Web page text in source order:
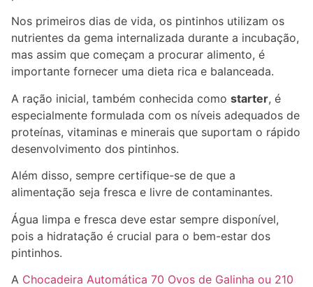
Nos primeiros dias de vida, os pintinhos utilizam os
nutrientes da gema internalizada durante a incubação,
mas assim que começam a procurar alimento, é
importante fornecer uma dieta rica e balanceada.
A ração inicial, também conhecida como starter, é
especialmente formulada com os níveis adequados de
proteínas, vitaminas e minerais que suportam o rápido
desenvolvimento dos pintinhos.
Além disso, sempre certifique-se de que a
alimentação seja fresca e livre de contaminantes.
Água limpa e fresca deve estar sempre disponível,
pois a hidratação é crucial para o bem-estar dos
pintinhos.
A Chocadeira Automática 70 Ovos de Galinha ou 210